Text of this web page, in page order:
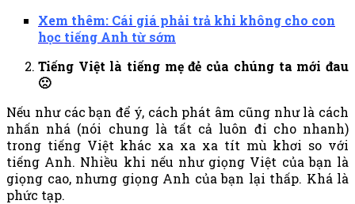
Xem thêm: Cái giá phải trả khi không cho con
học tiếng Anh từ sớm
Tiếng Việt là tiếng mẹ đẻ của chúng ta mới đau
🙁
Nếu như các bạn để ý, cách phát âm cũng như là cách
nhấn nhá (nói chung là tất cả luôn đi cho nhanh)
trong tiếng Việt khác xa xa xa tít mù khơi so với
tiếng Anh. Nhiều khi nếu như giọng Việt của bạn là
giọng cao, nhưng giọng Anh của bạn lại thấp. Khá là
phức tạp.